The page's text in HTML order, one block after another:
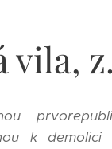
vila,
k demolici